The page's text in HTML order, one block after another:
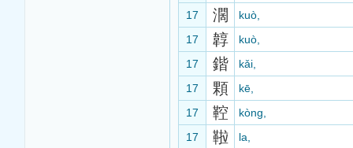
17
濶
kuò,
17
韕
kuò,
17
鍇
kǎi,
17
顆
kē,
17
鞚
kòng,
17
鞡
la,